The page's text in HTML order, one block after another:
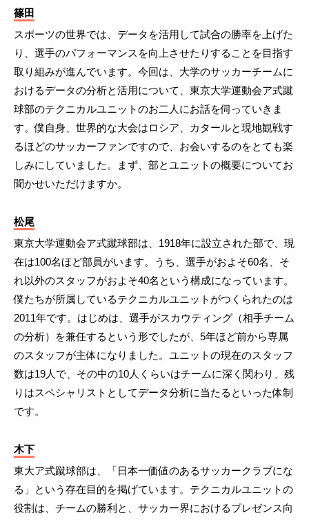
篠田
スポーツの世界では、データを活用して試合の勝率を上げた
り、選手のパフォーマンスを向上させたりすることを目指す
取り組みが進んでいます。今回は、大学のサッカーチームに
おけるデータの分析と活用について、東京大学運動会ア式蹴
球部のテクニカルユニットのお二人にお話を伺っていきま
す。僕自身、世界的な大会はロシア、カタールと現地観戦す
るほどのサッカーファンですので、お会いするのをとても楽
しみにしていました。まず、部とユニットの概要についてお
聞かせいただけますか。
松尾
東京大学運動会ア式蹴球部は、1918年に設立された部で、現
在は100名ほど部員がいます。うち、選手がおよそ60名、そ
れ以外のスタッフがおよそ40名という構成になっています。
僕たちが所属しているテクニカルユニットがつくられたのは
2011年です。はじめは、選手がスカウティング（相手チーム
の分析）を兼任するという形でしたが、5年ほど前から専属
のスタッフが主体になりました。ユニットの現在のスタッフ
数は19人で、その中の10人くらいはチームに深く関わり、残
りはスペシャリストとしてデータ分析に当たるといった体制
です。
木下
東大ア式蹴球部は、「日本一価値のあるサッカークラブにな
る」という存在目的を掲げています。テクニカルユニットの
役割は、チームの勝利と、サッカー界におけるプレゼンス向